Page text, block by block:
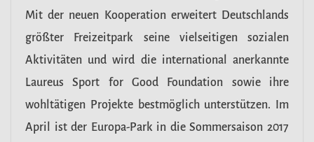
Mit der neuen Kooperation erweitert Deutschlands
größter Freizeitpark seine vielseitigen sozialen
Aktivitäten und wird die international anerkannte
Laureus Sport for Good Foundation sowie ihre
wohltätigen Projekte bestmöglich unterstützen. Im
April ist der Europa-Park in die Sommersaison 2017